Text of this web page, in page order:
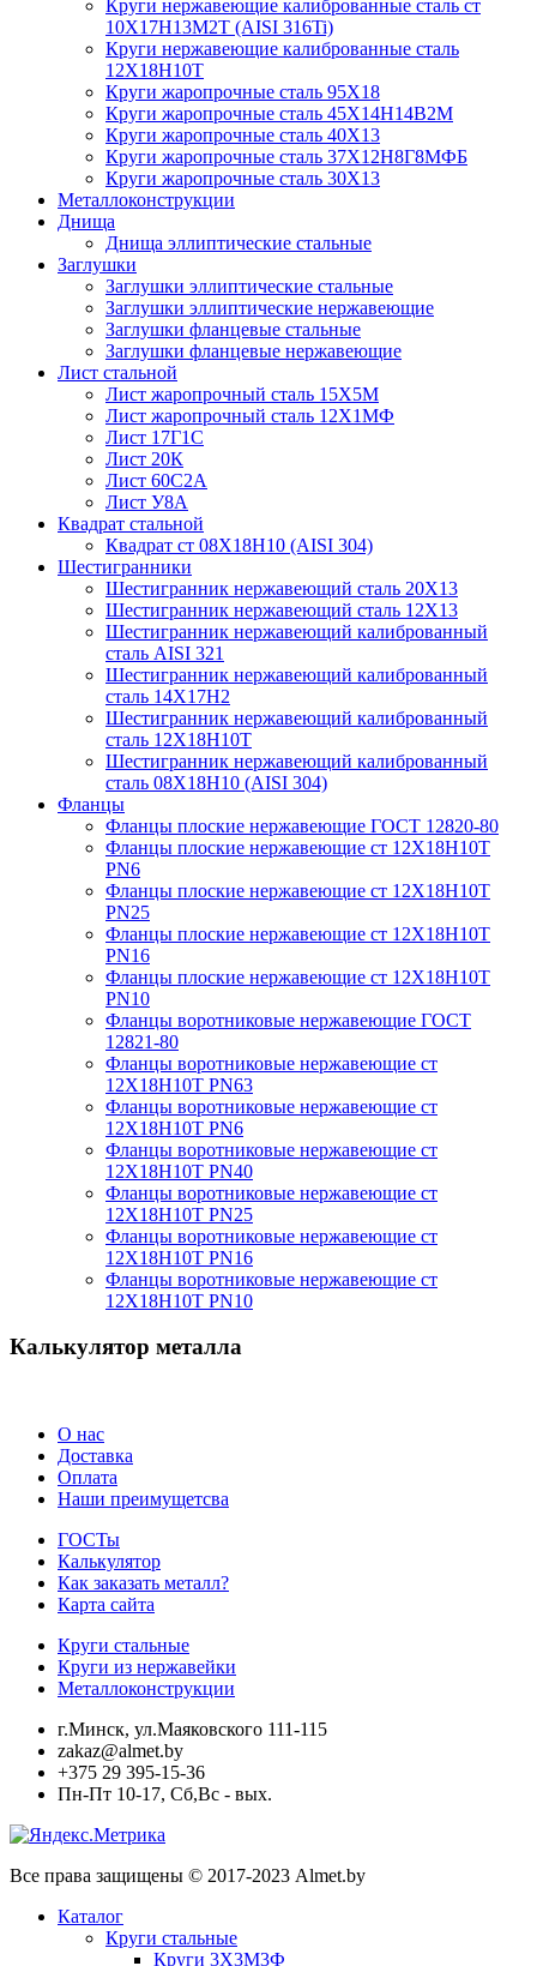
Круги нержавеющие калиброванные сталь ст
10Х17Н13М2Т (AISI 316Ti)
Круги нержавеющие калиброванные сталь
12Х18Н10Т
Круги жаропрочные сталь 95Х18
Круги жаропрочные сталь 45Х14Н14В2М
Круги жаропрочные сталь 40Х13
Круги жаропрочные сталь 37Х12Н8Г8МФБ
Круги жаропрочные сталь 30Х13
Металлоконструкции
Днища
Днища эллиптические стальные
Заглушки
Заглушки эллиптические стальные
Заглушки эллиптические нержавеющие
Заглушки фланцевые стальные
Заглушки фланцевые нержавеющие
Лист стальной
Лист жаропрочный сталь 15Х5М
Лист жаропрочный сталь 12Х1МФ
Лист 17Г1С
Лист 20К
Лист 60С2А
Лист У8А
Квадрат стальной
Квадрат ст 08Х18Н10 (AISI 304)
Шестигранники
Шестигранник нержавеющий сталь 20Х13
Шестигранник нержавеющий сталь 12Х13
Шестигранник нержавеющий калиброванный
сталь AISI 321
Шестигранник нержавеющий калиброванный
сталь 14Х17Н2
Шестигранник нержавеющий калиброванный
сталь 12Х18Н10Т
Шестигранник нержавеющий калиброванный
сталь 08Х18Н10 (AISI 304)
Фланцы
Фланцы плоские нержавеющие ГОСТ 12820-80
Фланцы плоские нержавеющие ст 12Х18Н10Т
PN6
Фланцы плоские нержавеющие ст 12Х18Н10Т
PN25
Фланцы плоские нержавеющие ст 12Х18Н10Т
PN16
Фланцы плоские нержавеющие ст 12Х18Н10Т
PN10
Фланцы воротниковые нержавеющие ГОСТ
12821-80
Фланцы воротниковые нержавеющие ст
12Х18Н10Т PN63
Фланцы воротниковые нержавеющие ст
12Х18Н10Т PN6
Фланцы воротниковые нержавеющие ст
12Х18Н10Т PN40
Фланцы воротниковые нержавеющие ст
12Х18Н10Т PN25
Фланцы воротниковые нержавеющие ст
12Х18Н10Т PN16
Фланцы воротниковые нержавеющие ст
12Х18Н10Т PN10
Калькулятор металла
О нас
Доставка
Оплата
Наши преимущетсва
ГОСТы
Калькулятор
Как заказать металл?
Карта сайта
Круги стальные
Круги из нержавейки
Металлоконструкции
г.Минск, ул.Маяковского 111-115
zakaz@almet.by
+375 29 395-15-36
Пн-Пт 10-17, Сб,Вс - вых.
Все права защищены © 2017-2023 Almet.by
Каталог
Круги стальные
Круги 3Х3М3Ф